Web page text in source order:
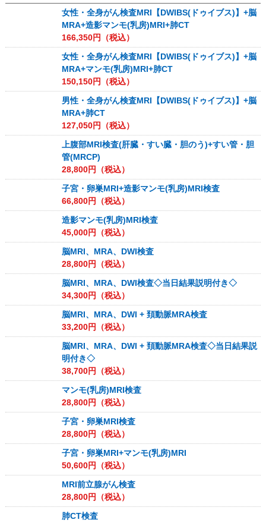
女性・全身がん検査MRI【DWIBS(ドゥイブス)】+脳
MRA+造影マンモ(乳房)MRI+肺CT
166,350円（税込）
女性・全身がん検査MRI【DWIBS(ドゥイブス)】+脳
MRA+マンモ(乳房)MRI+肺CT
150,150円（税込）
男性・全身がん検査MRI【DWIBS(ドゥイブス)】+脳
MRA+肺CT
127,050円（税込）
上腹部MRI検査(肝臓・すい臓・胆のう)+すい管・胆
管(MRCP)
28,800円（税込）
子宮・卵巣MRI+造影マンモ(乳房)MRI検査
66,800円（税込）
造影マンモ(乳房)MRI検査
45,000円（税込）
脳MRI、MRA、DWI検査
28,800円（税込）
脳MRI、MRA、DWI検査◇当日結果説明付き◇
34,300円（税込）
脳MRI、MRA、DWI + 頚動脈MRA検査
33,200円（税込）
脳MRI、MRA、DWI + 頚動脈MRA検査◇当日結果説
明付き◇
38,700円（税込）
マンモ(乳房)MRI検査
28,800円（税込）
子宮・卵巣MRI検査
28,800円（税込）
子宮・卵巣MRI+マンモ(乳房)MRI
50,600円（税込）
MRI前立腺がん検査
28,800円（税込）
肺CT検査